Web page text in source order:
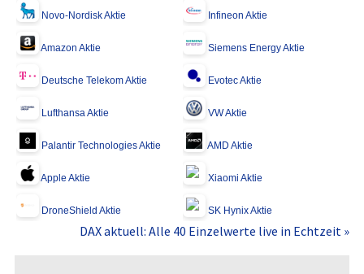
Novo-Nordisk Aktie Infineon Aktie
Amazon Aktie Siemens Energy Aktie
Deutsche Telekom Aktie Evotec Aktie
Lufthansa Aktie VW Aktie
Palantir Technologies Aktie AMD Aktie
Apple Aktie Xiaomi Aktie
DroneShield Aktie SK Hynix Aktie
DAX aktuell: Alle 40 Einzelwerte live in Echtzeit »